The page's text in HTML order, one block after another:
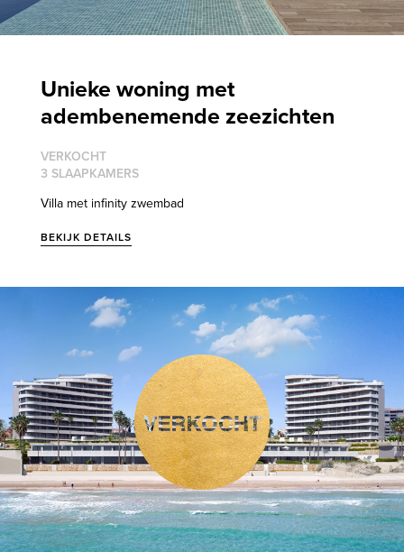
Unieke woning met
adembenemende zeezichten
VERKOCHT
3 SLAAPKAMERS
Villa met infinity zwembad
BEKIJK DETAILS